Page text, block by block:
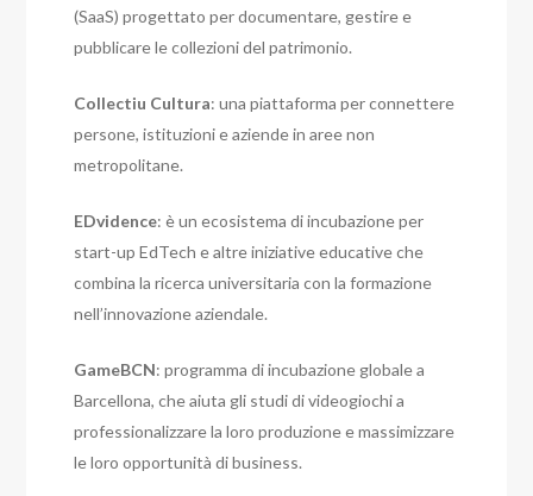
(SaaS) progettato per documentare, gestire e
pubblicare le collezioni del patrimonio.
Collectiu Cultura: una piattaforma per connettere
persone, istituzioni e aziende in aree non
metropolitane.
EDvidence: è un ecosistema di incubazione per
start-up EdTech e altre iniziative educative che
combina la ricerca universitaria con la formazione
nell’innovazione aziendale.
GameBCN: programma di incubazione globale a
Barcellona, ​​​​che aiuta gli studi di videogiochi a
professionalizzare la loro produzione e massimizzare
le loro opportunità di business.